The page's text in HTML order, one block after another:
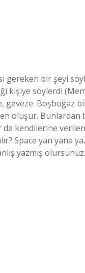
gereken bir şeyi
kişiye söylerdi
Boşboğaz
oluşur.
kendilerine verilen
Space yan yana
yazmış